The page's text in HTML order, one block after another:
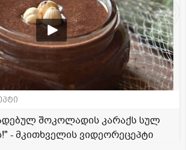
შოკოლადის კარაქს სულ
- მკითხველის ვიდეორეცეპტი